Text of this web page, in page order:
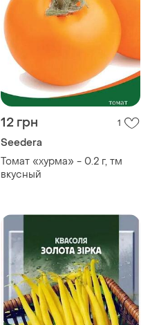
12 грн 1
Seedera
Томат «хурма» - 0.2 г, тм
вкусный